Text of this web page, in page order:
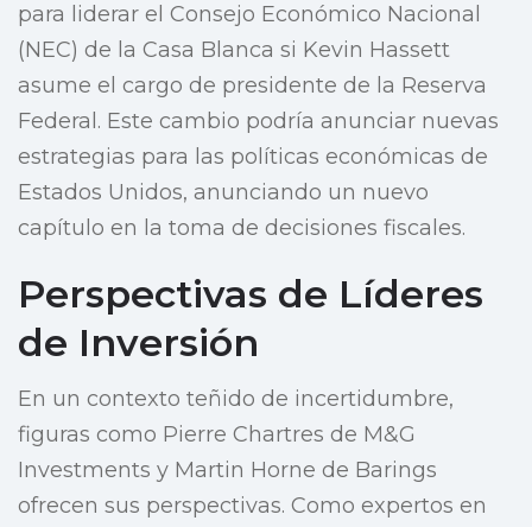
para liderar el Consejo Económico Nacional
(NEC) de la Casa Blanca si Kevin Hassett
asume el cargo de presidente de la Reserva
Federal. Este cambio podría anunciar nuevas
estrategias para las políticas económicas de
Estados Unidos, anunciando un nuevo
capítulo en la toma de decisiones fiscales.
Perspectivas de Líderes
de Inversión
En un contexto teñido de incertidumbre,
figuras como Pierre Chartres de M&G
Investments y Martin Horne de Barings
ofrecen sus perspectivas. Como expertos en